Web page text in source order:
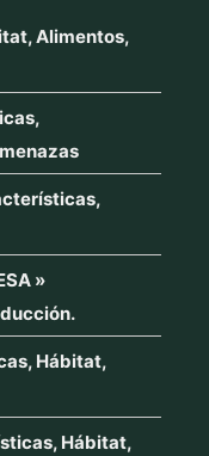
Alimentos,
»
Hábitat,
Hábitat,